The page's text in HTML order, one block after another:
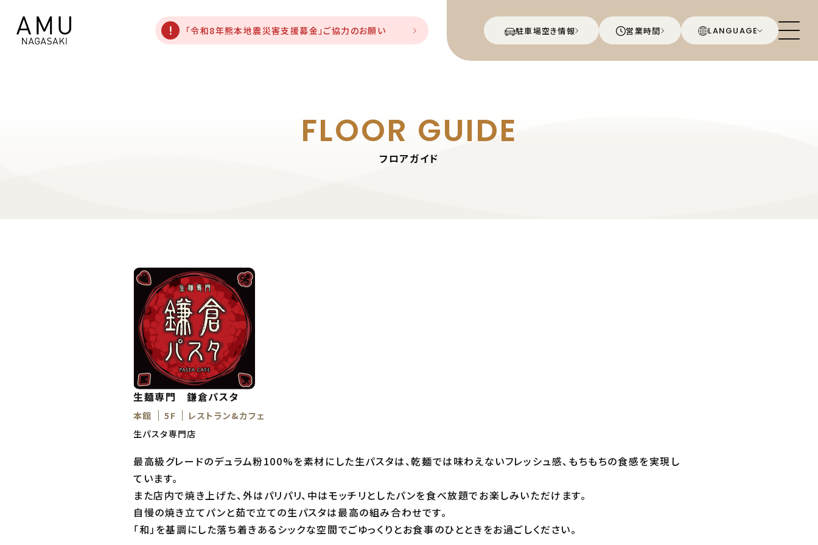
駐車場空き情報 営業時間 LANGUAGE
「令和8年熊本地震災害支援募金」ご協力のお願い
FLOOR GUIDE
フロアガイド
生麺専門 鎌倉パスタ
本館 5F
レストラン&カフェ
生パスタ専門店
最高級グレードのデュラム粉100%を素材にした生パスタは、乾麺では味わえないフレッシュ感、もちもちの食感を実現し
ています。
また店内で焼き上げた、外はパリパリ、中はモッチリとしたパンを食べ放題でお楽しみいただけます。
自慢の焼き立てパンと茹で立ての生パスタは最高の組み合わせです。
「和」を基調にした落ち着きあるシックな空間でごゆっくりとお食事のひとときをお過ごしください。